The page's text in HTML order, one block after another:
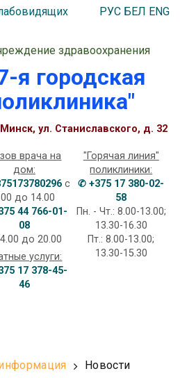
РУС БЕЛ ENG
здравоохранения
я городская
Минск, ул. Станиславского, д. 32
врача на
дом:
с
до 14.00
44 766-01-
08
до 20.00
услуги:
17 378-45-
46
"Горячая линия"
поликлиники:
✆ +375 17 380-02-
58
Пн. - Чт.: 8.00-13.00;
13.30-16.30
Пт.: 8.00-13.00;
13.30-15.30
Новости